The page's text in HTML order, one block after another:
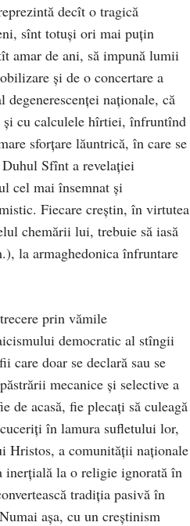
decît o tragică
sînt totuşi ori mai puţin
amar de ani, să impună lumii
şi de o concertare a
naţionale, că
și cu calculele hîrtiei, înfruntînd
sforţare lăuntrică, în care se
Sfînt a revelaţiei
cel mai însemnat şi
Fiecare creştin, în virtutea
chemării lui, trebuie să iasă
la armaghedonica înfruntare
prin vămile
democratic al stîngii
care doar se declară sau se
mecanice şi selective a
de acasă, fie plecaţi să culeagă
în lamura sufletului lor,
Hristos, a comunităţii naţionale
inerţială la o religie ignorată în
tradiţia pasivă în
aşa, cu un creştinism